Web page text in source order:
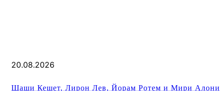
20.08.2026
Шаши Кешет, Лирон Лев, Йорам Ротем и Мири